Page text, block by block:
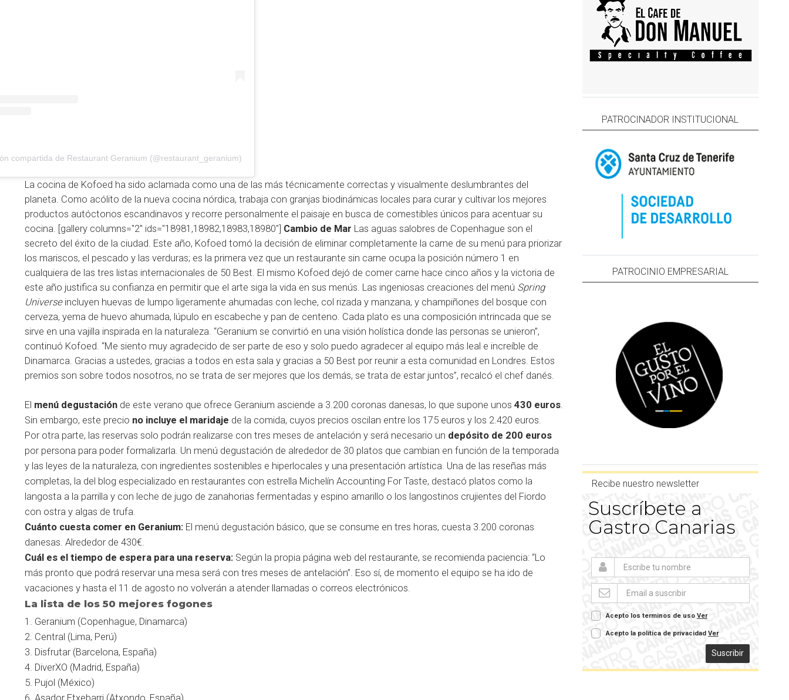
compartida de Restaurant Geranium (@restaurant_geranium)
La cocina de Kofoed ha sido aclamada como una de las más técnicamente correctas y visualmente deslumbrantes del
planeta. Como acólito de la nueva cocina nórdica, trabaja con granjas biodinámicas locales para curar y cultivar los mejores
productos autóctonos escandinavos y recorre personalmente el paisaje en busca de comestibles únicos para acentuar su
cocina. [gallery columns="2" ids="18981,18982,18983,18980"] Cambio de Mar Las aguas salobres de Copenhague son el
secreto del éxito de la ciudad. Este año, Kofoed tomó la decisión de eliminar completamente la carne de su menú para priorizar
los mariscos, el pescado y las verduras; es la primera vez que un restaurante sin carne ocupa la posición número 1 en
cualquiera de las tres listas internacionales de 50 Best. El mismo Kofoed dejó de comer carne hace cinco años y la victoria de
este año justifica su confianza en permitir que el arte siga la vida en sus menús. Las ingeniosas creaciones del menú Spring
Universeincluyen huevas de lumpo ligeramente ahumadas con leche, col rizada y manzana, y champiñones del bosque con
cerveza, yema de huevo ahumada, lúpulo en escabeche y pan de centeno. Cada plato es una composición intrincada que se
sirve en una vajilla inspirada en la naturaleza. “Geranium se convirtió en una visión holística donde las personas se unieron”,
continuó Kofoed. “Me siento muy agradecido de ser parte de eso y solo puedo agradecer al equipo más leal e increíble de
Dinamarca. Gracias a ustedes, gracias a todos en esta sala y gracias a 50 Best por reunir a esta comunidad en Londres. Estos
premios son sobre todos nosotros, no se trata de ser mejores que los demás, se trata de estar juntos”, recalcó el chef danés.
El menú degustación de este verano que ofrece Geranium asciende a 3.200 coronas danesas, lo que supone unos 430 euros.
Sin embargo, este precio no incluye el maridaje de la comida, cuyos precios oscilan entre los 175 euros y los 2.420 euros.
Por otra parte, las reservas solo podrán realizarse con tres meses de antelación y será necesario un depósito de 200 euros
por persona para poder formalizarla. Un menú degustación de alrededor de 30 platos que cambian en función de la temporada
y las leyes de la naturaleza, con ingredientes sostenibles e hiperlocales y una presentación artística. Una de las reseñas más
completas, la del blog especializado en restaurantes con estrella Michelín Accounting For Taste, destacó platos como la
langosta a la parrilla y con leche de jugo de zanahorias fermentadas y espino amarillo o los langostinos crujientes del Fiordo
con ostra y algas de trufa.
Cuánto cuesta comer en Geranium: El menú degustación básico, que se consume en tres horas, cuesta 3.200 coronas
danesas. Alrededor de 430€.
Cuál es el tiempo de espera para una reserva: Según la propia página web del restaurante, se recomienda paciencia: “Lo
más pronto que podrá reservar una mesa será con tres meses de antelación”. Eso sí, de momento el equipo se ha ido de
vacaciones y hasta el 11 de agosto no volverán a atender llamadas o correos electrónicos.
La lista de los 50 mejores fogones
1. Geranium (Copenhague, Dinamarca)
2. Central (Lima, Perú)
3. Disfrutar (Barcelona, España)
4. DiverXO (Madrid, España)
5. Pujol (México)
PATROCINADOR INSTITUCIONAL
PATROCINIO EMPRESARIAL
Recibe nuestro newsletter
Suscríbete a
Gastro Canarias
Acepto los terminos de uso Ver
Acepto la política de privacidad Ver
Suscribir